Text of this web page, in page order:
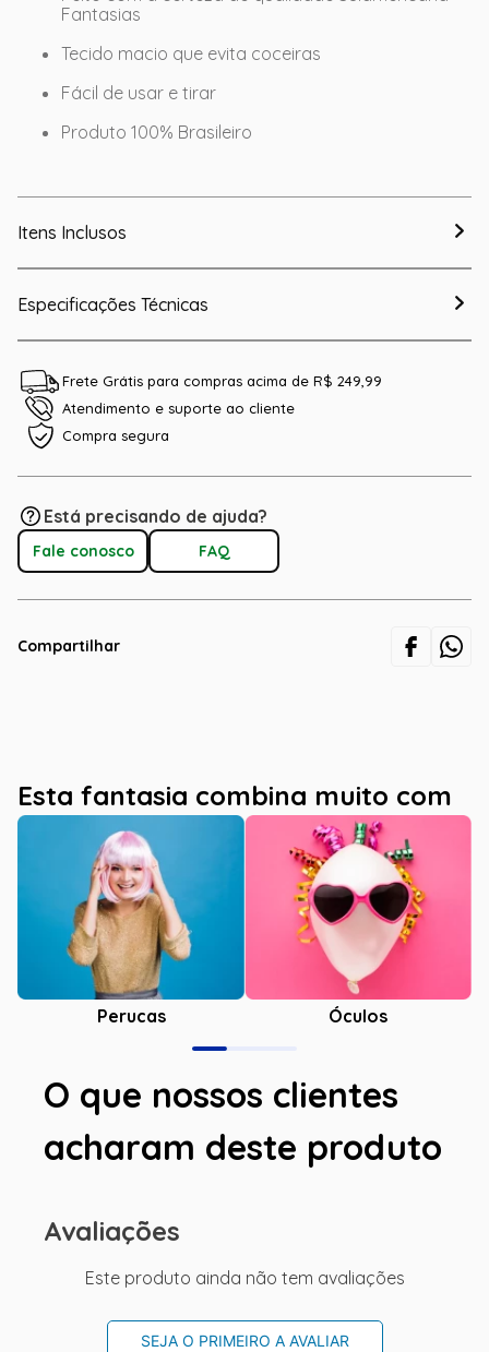
Fantasias
Tecido macio que evita coceiras
Fácil de usar e tirar
Produto 100% Brasileiro
Itens Inclusos
Especificações Técnicas
Frete Grátis para compras acima de R$ 249,99
Atendimento e suporte ao cliente
Compra segura
Está precisando de ajuda?
Fale conosco FAQ
Compartilhar
Esta fantasia combina muito com
Perucas Óculos
O que nossos clientes
acharam deste produto
Avaliações
Este produto ainda não tem avaliações
SEJA O PRIMEIRO A AVALIAR